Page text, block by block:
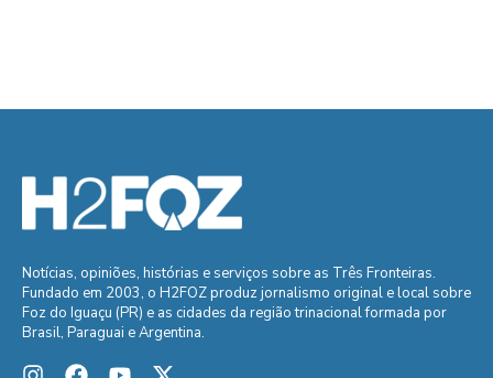
Notícias, opiniões, histórias e serviços sobre as Três Fronteiras.
Fundado em 2003, o H2FOZ produz jornalismo original e local sobre
Foz do Iguaçu (PR) e as cidades da região trinacional formada por
Brasil, Paraguai e Argentina.